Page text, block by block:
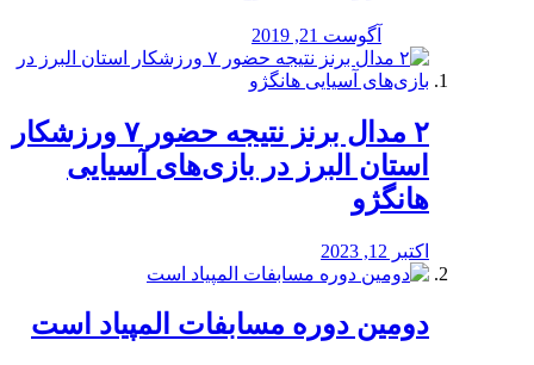
آگوست 21, 2019
۲ مدال برنز نتیجه حضور ۷ ورزشکار
استان البرز در بازی‌های آسیایی
هانگژو
اکتبر 12, 2023
دومین دوره مسابفات المپیاد است